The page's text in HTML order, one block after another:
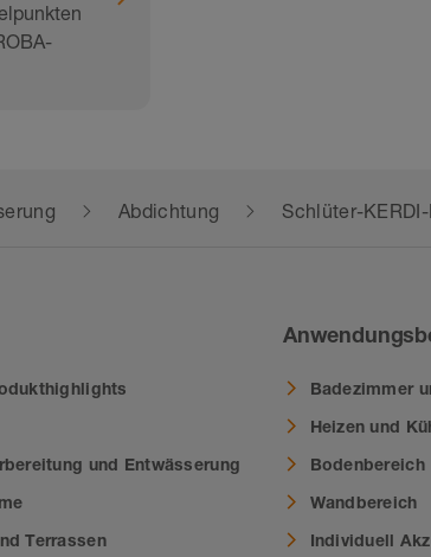
Abdichtung Schlüter-KERDI-
und Entwässerung
Terrassen
Badezimmer
Heizen und
Bodenbereich
Wandbereich
Individuell